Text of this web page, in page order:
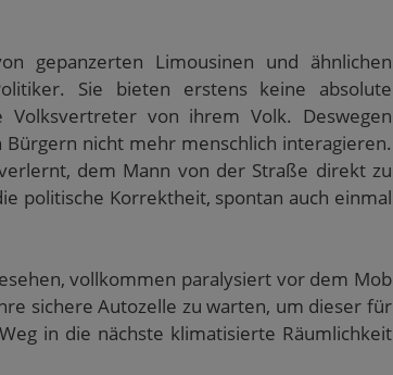
gepanzerten Limousinen und ähnlichen
Sie bieten erstens keine absolute
von ihrem Volk. Deswegen
Bürgern nicht mehr menschlich interagieren.
dem Mann von der Straße direkt zu
politische Korrektheit, spontan auch einmal
vollkommen paralysiert vor dem Mob
sichere Autozelle zu warten, um dieser für
in die nächste klimatisierte Räumlichkeit